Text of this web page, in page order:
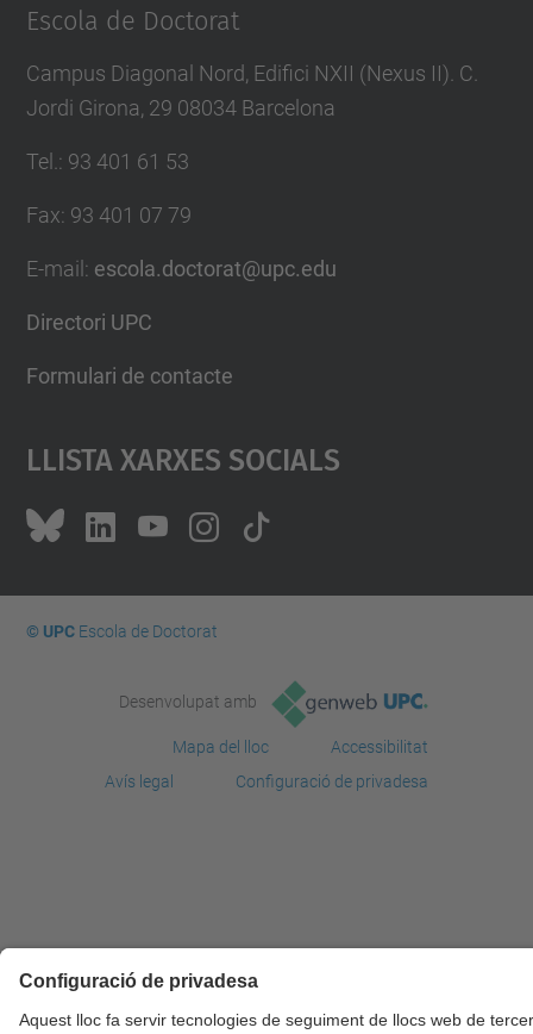
Escola de Doctorat
Campus Diagonal Nord, Edifici NXII (Nexus II). C.
Jordi Girona, 29 08034 Barcelona
Tel.: 93 401 61 53
Fax: 93 401 07 79
E-mail : escola.doctorat@upc.edu
Directori UPC
Formulari de contacte
Llista Xarxes Socials
© UPCEscola de Doctorat
Desenvolupat amb
Mapa del lloc
Accessibilitat
Avís legal
Configuració de privadesa